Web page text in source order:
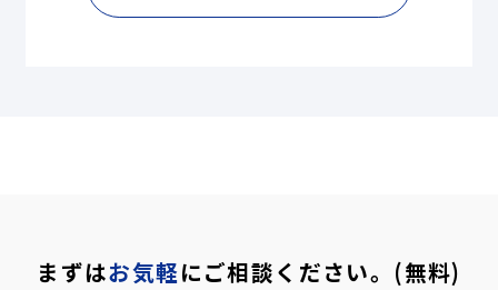
まずはお気軽にご相談ください。(無料)